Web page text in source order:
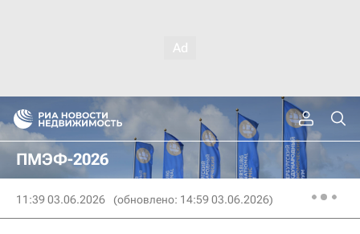
ПМЭФ-2026
11:39 03.06.2026 (обновлено: 14:59 03.06.2026)